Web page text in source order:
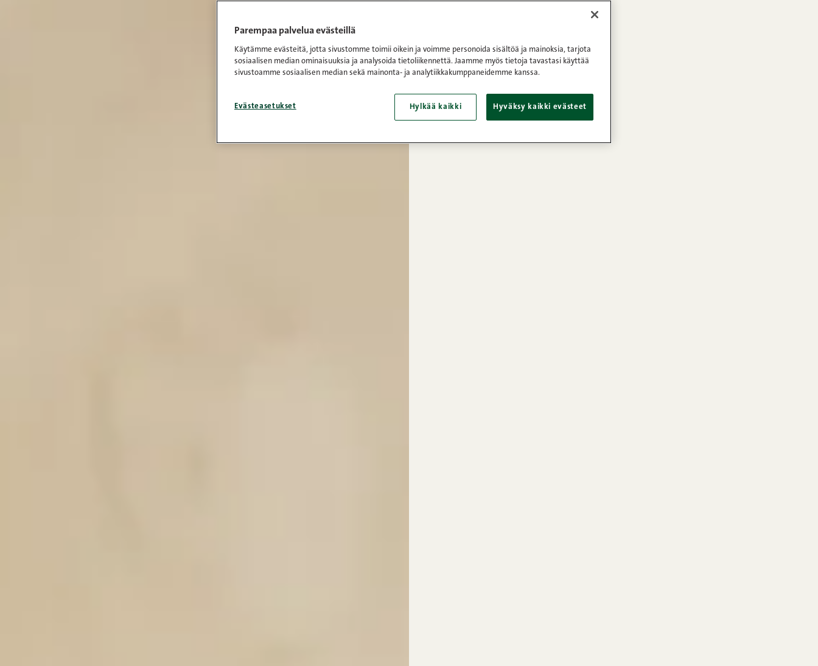
Parempaa palvelua evästeillä
Käytämme evästeitä, jotta sivustomme toimii oikein ja voimme personoida sisältöä ja mainoksia, tarjota
sosiaalisen median ominaisuuksia ja analysoida tietoliikennettä. Jaamme myös tietoja tavastasi käyttää
sivustoamme sosiaalisen median sekä mainonta- ja analytiikkakumppaneidemme kanssa.
Evästeasetukset Hylkää kaikki Hyväksy kaikki evästeet